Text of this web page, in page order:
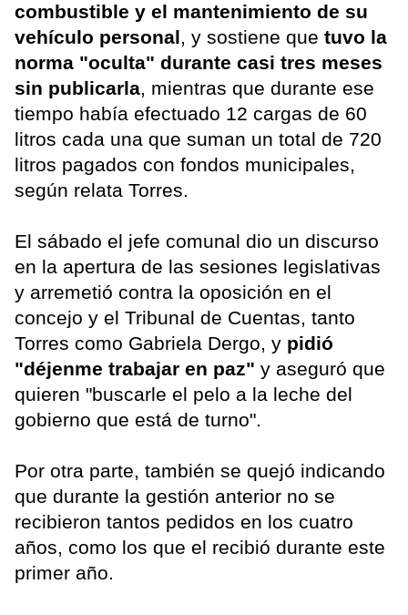
combustible y el mantenimiento de su
vehículo personal, y sostiene que tuvo la
norma "oculta" durante casi tres meses
sin publicarla, mientras que durante ese
tiempo había efectuado 12 cargas de 60
litros cada una que suman un total de 720
litros pagados con fondos municipales,
según relata Torres.
El sábado el jefe comunal dio un discurso
en la apertura de las sesiones legislativas
y arremetió contra la oposición en el
concejo y el Tribunal de Cuentas, tanto
Torres como Gabriela Dergo, y pidió
"déjenme trabajar en paz" y aseguró que
quieren "buscarle el pelo a la leche del
gobierno que está de turno".
Por otra parte, también se quejó indicando
que durante la gestión anterior no se
recibieron tantos pedidos en los cuatro
años, como los que el recibió durante este
primer año.